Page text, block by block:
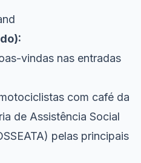
vindas nas entradas
com café da
de Assistência Social
pelas principais